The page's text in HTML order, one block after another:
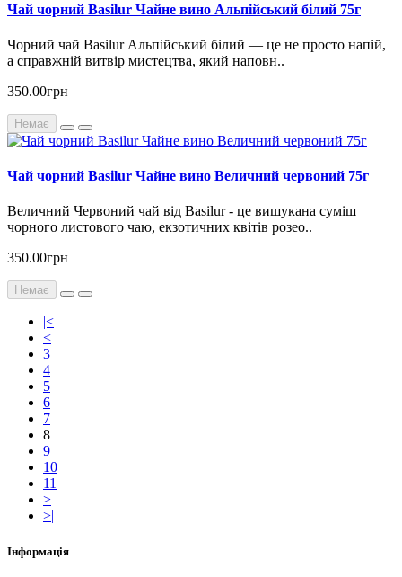
Чай чорний Basilur Чайне вино Альпійський білий 75г
Чорний чай Basilur Альпійський білий — це не просто напій,
а справжній витвір мистецтва, який наповн..
350.00грн
Немає
Чай чорний Basilur Чайне вино Величний червоний 75г
Величний Червоний чай від Basilur - це вишукана суміш
чорного листового чаю, екзотичних квітів розео..
350.00грн
Немає
|<
<
3
4
5
6
7
8
9
10
11
>
>|
Інформація